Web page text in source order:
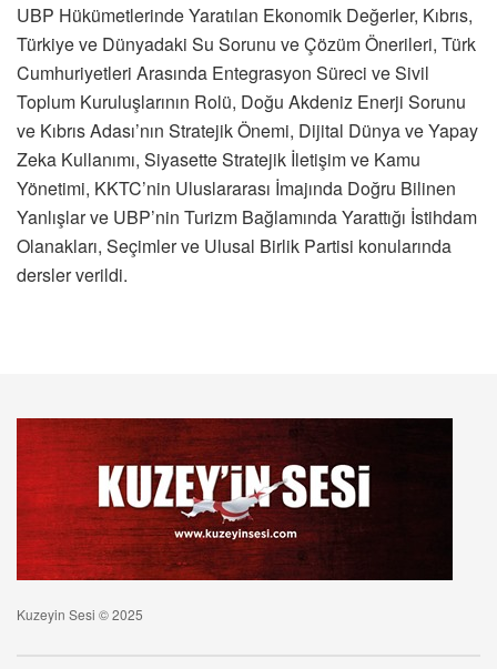
UBP Hükümetlerinde Yaratılan Ekonomik Değerler, Kıbrıs,
Türkiye ve Dünyadaki Su Sorunu ve Çözüm Önerileri, Türk
Cumhuriyetleri Arasında Entegrasyon Süreci ve Sivil
Toplum Kuruluşlarının Rolü, Doğu Akdeniz Enerji Sorunu
ve Kıbrıs Adası’nın Stratejik Önemi, Dijital Dünya ve Yapay
Zeka Kullanımı, Siyasette Stratejik İletişim ve Kamu
Yönetimi, KKTC’nin Uluslararası İmajında Doğru Bilinen
Yanlışlar ve UBP’nin Turizm Bağlamında Yarattığı İstihdam
Olanakları, Seçimler ve Ulusal Birlik Partisi konularında
dersler verildi.
Kuzeyin Sesi © 2025